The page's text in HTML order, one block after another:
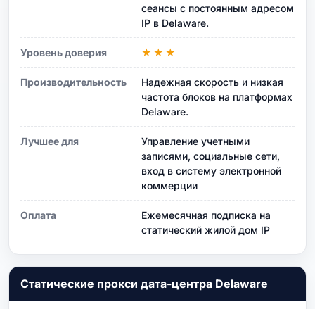
сеансы с постоянным адресом
IP в Delaware.
Уровень доверия ★★★
Производительность
Надежная скорость и низкая
частота блоков на платформах
Delaware.
Лучшее для
Управление учетными
записями, социальные сети,
вход в систему электронной
коммерции
Оплата
Ежемесячная подписка на
статический жилой дом IP
Статические прокси дата-центра Delaware